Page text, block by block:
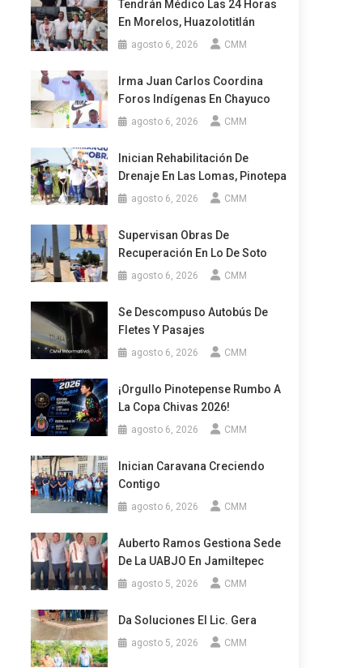
Tendrán Médico Las 24 Horas
En Morelos, Huazolotitlán
agosto 6, 2026 CMM
Irma Juan Carlos Coordina
Foros Indígenas En Chayuco
agosto 6, 2026 CMM
Inician Rehabilitación De
Drenaje En Las Lomas, Pinotepa
agosto 6, 2026 CMM
Supervisan Obras De
Recuperación En Lo De Soto
agosto 6, 2026 CMM
Se Descompuso Autobús De
Fletes Y Pasajes
agosto 6, 2026 CMM
¡Orgullo Pinotepense Rumbo A
La Copa Chivas 2026!
agosto 6, 2026 CMM
Inician Caravana Creciendo
Contigo
agosto 6, 2026 CMM
Auberto Ramos Gestiona Sede
De La UABJO En Jamiltepec
agosto 5, 2026 CMM
Da Soluciones El Lic. Gera
agosto 5, 2026 CMM